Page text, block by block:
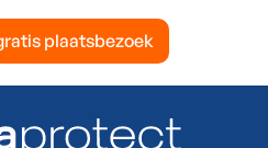
plaatsbezoek